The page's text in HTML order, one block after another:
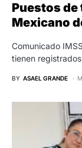
Puestos
Mexicano
Comunicado
tienen
BY ASAEL GRANDE